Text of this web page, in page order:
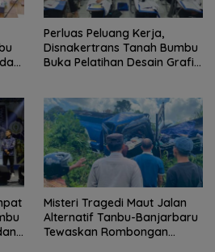
Perluas Peluang Kerja,
Disnakertrans Tanah Bumbu
Buka Pelatihan Desain Grafis
Misteri Tragedi Maut Jalan
Alternatif Tanbu-Banjarbaru
Tewaskan Rombongan